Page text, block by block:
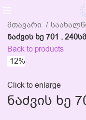
მთავარი
ნაძვის ხე 701 . 240სმ
Back to products
-12%
Click to enlarge
ნაძვის ხე